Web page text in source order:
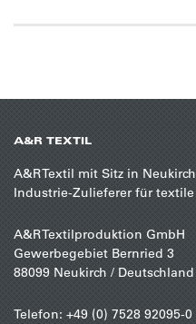
A&R TEXTIL
A&R Textil mit Sitz in
Industrie-Zulieferer für
A&R Textilproduktion GmbH
Gewerbegebiet Bernried 3
88099 Neukirch / Deutschland
Telefon: +49 (0) 7528 92095-0